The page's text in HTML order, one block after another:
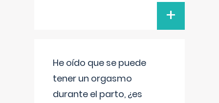
+
He oído que se puede
tener un orgasmo
durante el parto, ¿es